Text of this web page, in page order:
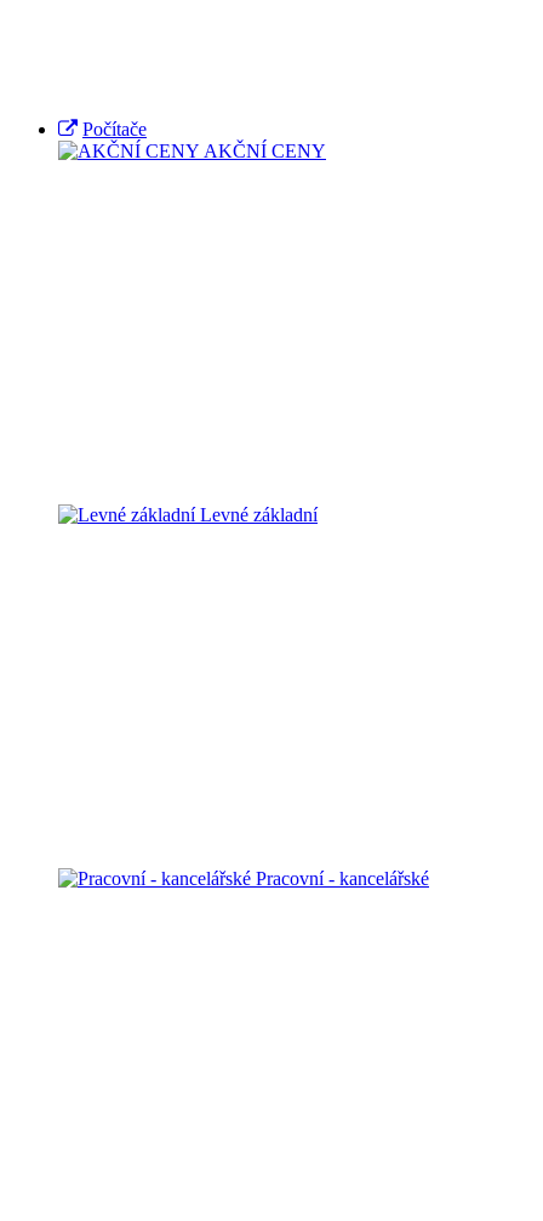
Počítače
AKČNÍ CENY
Levné základní
Pracovní - kancelářské